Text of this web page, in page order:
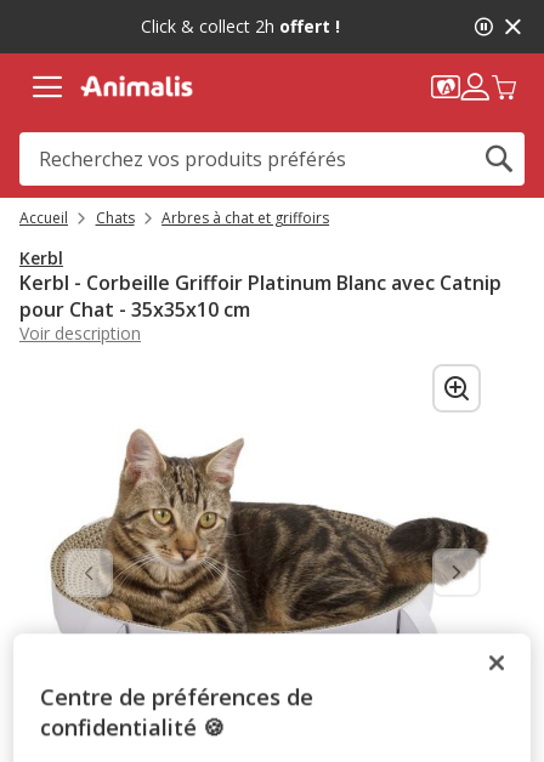
message,
Click & collect 2h offert !
Accueil Chats Arbres à chat et griffoirs
Kerbl
Kerbl - Corbeille Griffoir Platinum Blanc avec Catnip
pour Chat - 35x35x10 cm
Voir description
Centre de préférences de
confidentialité 🍪